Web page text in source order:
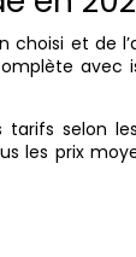
et de
avec
selon
les prix